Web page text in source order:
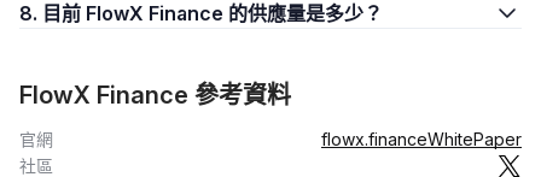
8. 目前 FlowX Finance 的供應量是多少？
FlowX Finance 參考資料
官網 flowx.financeWhitePaper
社區